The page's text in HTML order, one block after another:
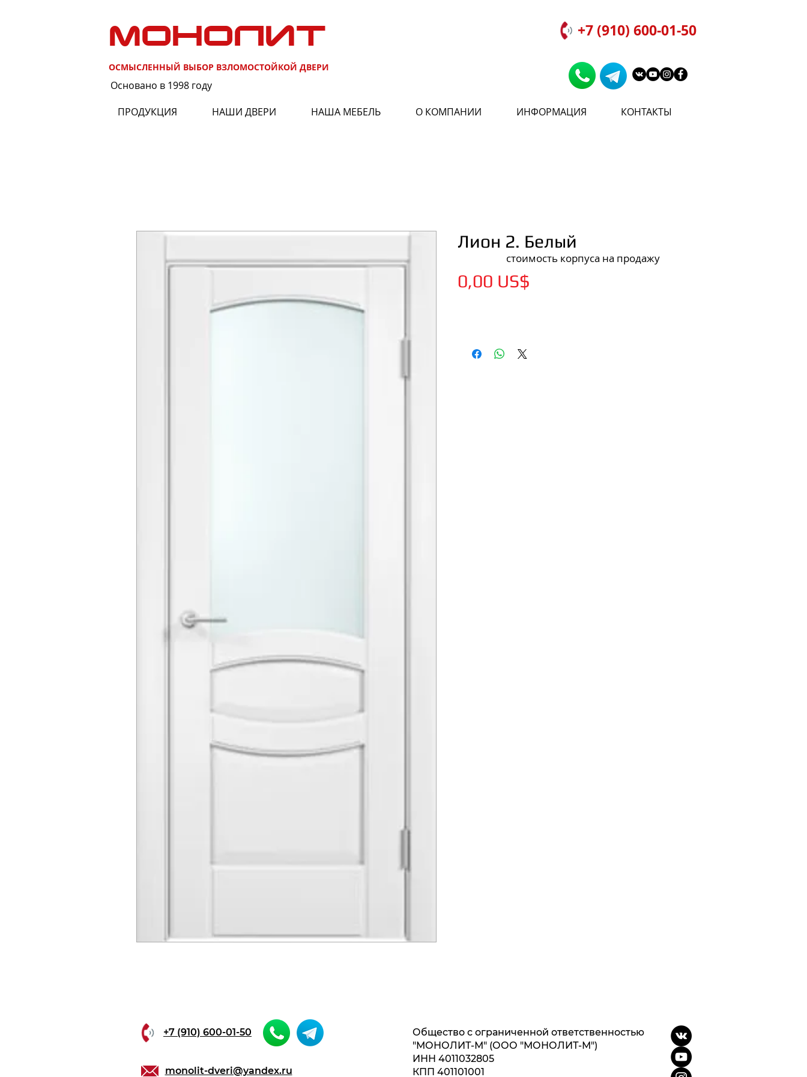
МОНОЛИТ
ОСМЫСЛЕННЫЙ ВЫБОР ВЗЛОМОСТОЙКОЙ ДВЕРИ
Основано в 1998 году
+7 (910) 600-01-50
ПРОДУКЦИЯ НАШИ ДВЕРИ НАША МЕБЕЛЬ О КОМПАНИИ ИНФОРМАЦИЯ КОНТАКТЫ
Лион 2. Белый
0,00 US$
стоимость корпуса на продажу
+7 (910) 600-01-50
monolit-dveri@yandex.ru
Общество с ограниченной ответственностью
"МОНОЛИТ-М" (ООО "МОНОЛИТ-М")
ИНН 4011032805
КПП 401101001